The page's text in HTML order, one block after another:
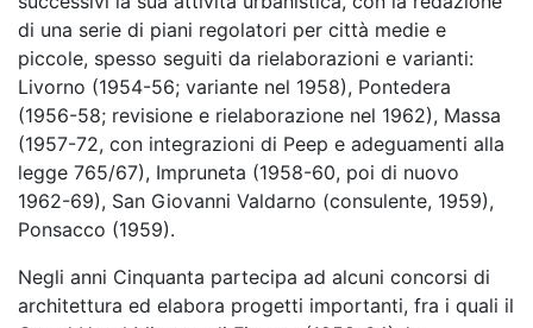
di una serie di piani regolatori per città medie e
piccole, spesso seguiti da rielaborazioni e varianti:
Livorno (1954-56; variante nel 1958), Pontedera
(1956-58; revisione e rielaborazione nel 1962), Massa
(1957-72, con integrazioni di Peep e adeguamenti alla
legge 765/67), Impruneta (1958-60, poi di nuovo
1962-69), San Giovanni Valdarno (consulente, 1959),
Ponsacco (1959).
Negli anni Cinquanta partecipa ad alcuni concorsi di
architettura ed elabora progetti importanti, fra i quali il